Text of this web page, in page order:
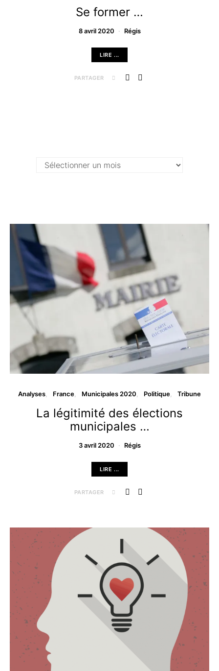
Se former …
8 avril 2020 Régis
LIRE ...
PARTAGER
Archives
Analyses France Municipales 2020 Politique Tribune
La légitimité des élections
municipales …
3 avril 2020 Régis
LIRE ...
PARTAGER